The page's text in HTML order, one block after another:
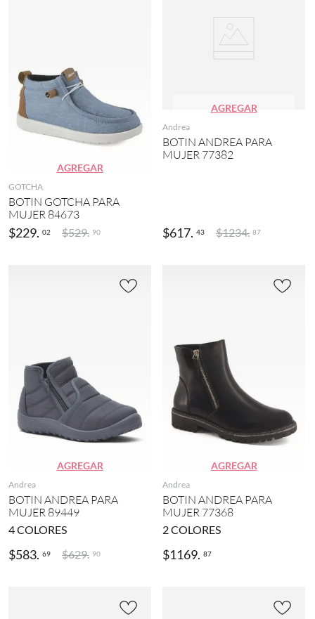
AGREGAR
GOTCHA
BOTIN GOTCHA PARA
MUJER 84673
$229. 02 $529. 90
AGREGAR
Andrea
BOTIN ANDREA PARA
MUJER 77382
$617. 43 $1234. 87
AGREGAR
Andrea
BOTIN ANDREA PARA
MUJER 89449
4COLORES
$583. 69 $629. 90
AGREGAR
Andrea
BOTIN ANDREA PARA
MUJER 77368
2COLORES
$1169. 87